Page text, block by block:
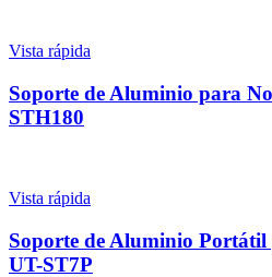
Vista rápida
Soporte de Aluminio para
STH180
Vista rápida
Soporte de Aluminio
UT-ST7P